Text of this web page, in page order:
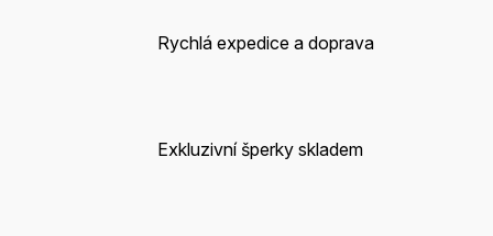
Rychlá expedice a doprava
Exkluzivní šperky skladem